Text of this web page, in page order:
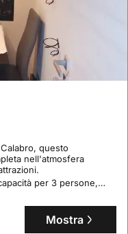
questo
nell'atmosfera
per 3 persone,
bagni, rappresentando
della zona.
Mostra